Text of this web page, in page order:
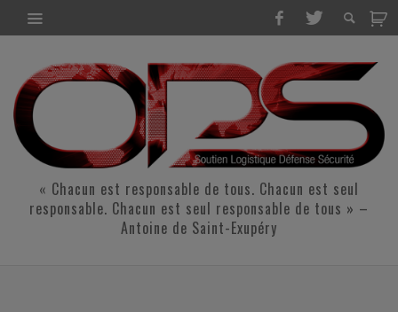
« Chacun est responsable de tous. Chacun est seul
responsable. Chacun est seul responsable de tous » –
Antoine de Saint-Exupéry